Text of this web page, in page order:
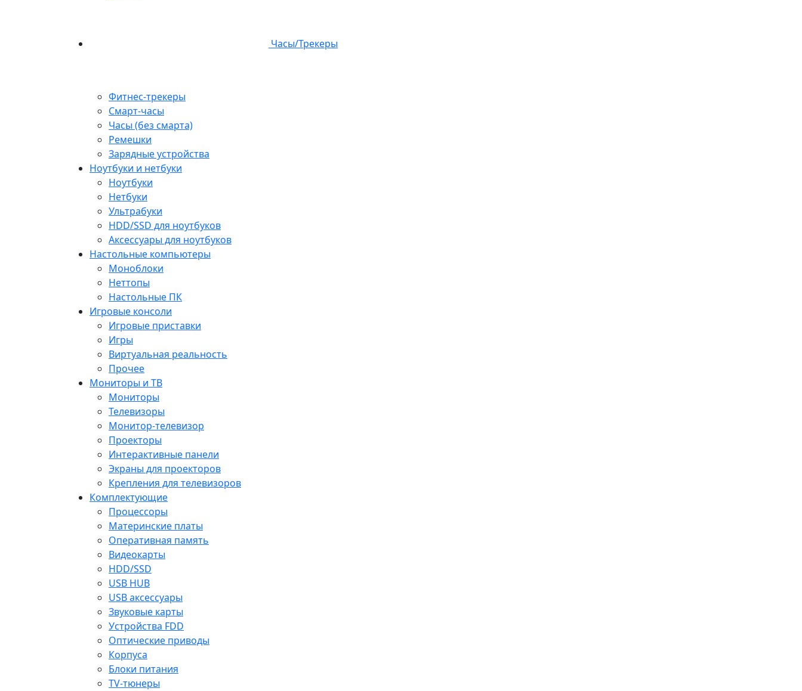
Часы/Трекеры
Фитнес-трекеры
Смарт-часы
Часы (без смарта)
Ремешки
Зарядные устройства
Ноутбуки и нетбуки
Ноутбуки
Нетбуки
Ультрабуки
HDD/SSD для ноутбуков
Аксессуары для ноутбуков
Настольные компьютеры
Моноблоки
Неттопы
Настольные ПК
Игровые консоли
Игровые приставки
Игры
Виртуальная реальность
Прочее
Мониторы и ТВ
Мониторы
Телевизоры
Монитор-телевизор
Проекторы
Интерактивные панели
Экраны для проекторов
Крепления для телевизоров
Комплектующие
Процессоры
Материнские платы
Оперативная память
Видеокарты
HDD/SSD
USB HUB
USB аксессуары
Звуковые карты
Устройства FDD
Оптические приводы
Корпуса
Блоки питания
TV-тюнеры